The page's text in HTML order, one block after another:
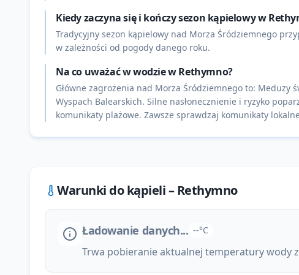
Kiedy zaczyna się i kończy sezon kąpielowy w
Tradycyjny sezon kąpielowy nad Morza Śródziemnego
w zależności od pogody danego roku.
Na co uważać w wodzie w Rethymno?
Główne zagrożenia nad Morza Śródziemnego to:
Wyspach Balearskich. Silne nasłonecznienie i ryzyko
komunikaty plażowe. Zawsze sprawdzaj komunikaty
Warunki do kąpieli –Rethymno
Ładowanie danych... --°C
Trwa pobieranie aktualnej temperatury wody